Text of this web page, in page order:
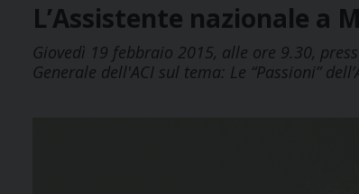
L’Assistente nazionale a
Giovedì 19 febbraio 2015, alle ore 9.30,
Generale dell'ACI sul tema: Le “Passioni”